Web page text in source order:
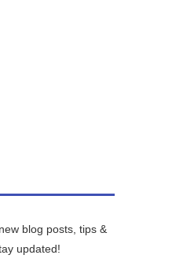
blog posts, tips &
updated!